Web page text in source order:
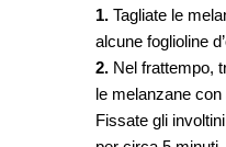
1. Tagliate le
alcune foglioline
2. Nel frattempo,
le melanzane
Fissate gli